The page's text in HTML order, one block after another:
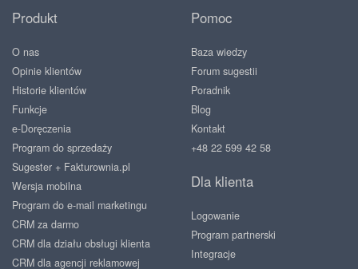
Produkt
O nas
Opinie klientów
Historie klientów
Funkcje
e-Doręczenia
Program do sprzedaży
Sugester + Fakturownia.pl
Wersja mobilna
Program do e-mail marketingu
CRM za darmo
CRM dla działu obsługi klienta
CRM dla agencji reklamowej
Pomoc
Baza wiedzy
Forum sugestii
Poradnik
Blog
Kontakt
+48 22 599 42 58
Dla klienta
Logowanie
Program partnerski
Integracje